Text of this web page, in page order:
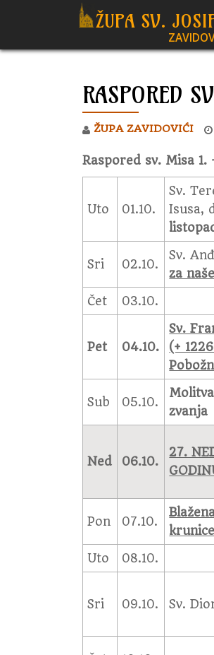
to
ŽUPA SV.
RASPORED
ŽUPA ZAVIDOVIĆI
Raspored sv. Misa 1.
Uto 01.10.
Sv.
Isusa,
Sri 02.10.
Sv.
za
Čet 03.10.
Pet 04.10.
Sv.
(+
Sub 05.10.
zvanja
Ned 06.10.
27.
Pon 07.10.
krunice
Uto
08.10.
Sri 09.10. Sv.